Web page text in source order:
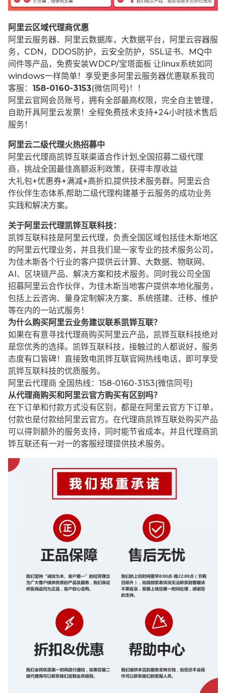
阿里云区域代理商优惠
阿里云服务器、阿里云数据库，大数据平台，阿里云容器服
务，CDN，DDOS防护，云安全防护，SSL证书、MQ中
间件等产品，免费安装WDCP/宝塔面板 让 linux系统如同
windows一样简单！享受更多阿里云服务器优惠联系我司
客服： 158-0160-3153(微信同号)！！
阿里云官网会员账号，拥有全部最高权限，完全自主管理，
自助开具阿里云发票！全程免费技术支持+24小时技术售后
服务！
阿里云二级代理火热招募中
阿里云代理商凯铧互联渠道合作计划,全国招募二级代理
商，挑战全国最佳高额返利政策，获得丰厚收益
大礼包+优惠券+满减+高折扣,提供技术服务群。阿里云合
作伙伴生态体系,帮助二级代理构建基于云服务的成功业务
实践和解决方案。
关于阿里云代理凯铧互联科技：
凯铧互联科技是阿里云代理，负责全国区域包括佳木斯地区
的阿里云代理业务，并且我们是一家专业的技术服务公司，
为佳木斯各个行业的客户提供云计算、大数据、物联网、
AI、区块链产品、解决方案和技术服务。同时我公司全国
招募阿里云合作伙伴，为佳木斯当地客户提供本地化服务，
包括上云咨询、量身定制解决方案、系统搭建、迁移、维护
等在内的一站式服务！
为什么购买阿里云业务建议联系凯铧互联？
如果在有意寻找代理商购买阿里云产品，凯铧互联科技绝对
是您优秀的选择。凯铧互联科技，接触过的人都说好，服务
态度有口皆碑！直接致电凯铧互联官网热线电话，即可享受
凯铧互联科技的优质服务。
阿里云代理商 全国热线：158-0160-3153(微信同号)
从代理商购买和阿里云官方购买有区别吗？
在下订单和付款方式没有区别，都是在阿里云官方下订单，
付款也是付款给阿里云官方。在代理商凯铧互联处购买产品
可以得到额外的服务支持，同时能节省成本。并且代理商凯
铧互联还有一对一的客服经理提供技术服务。